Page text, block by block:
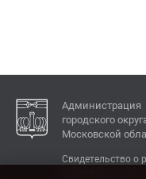
Администрация
городского
Московской
Свидетельство о